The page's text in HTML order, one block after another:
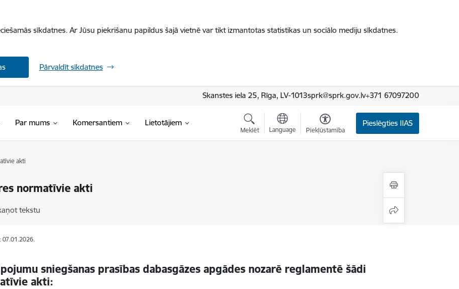
sīkdatnes. Ar Jūsu piekrišanu papildus šajā vietnē var tikt izmantotas statistikas un sociālo mediju sīkdatnes.
Pārvaldīt sīkdatnes
Skanstes iela 25, Rīga, LV-1013sprk@sprk.gov.lv+371 67097200
Par mums Komersantiem Lietotājiem
Meklēt Language Piekļūstamība
Pieslēgties IIAS
akti
normatīvie akti
tekstu
07.01.2026.
sniegšanas prasības dabasgāzes apgādes nozarē reglamentē šādi
akti: